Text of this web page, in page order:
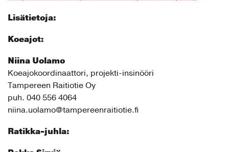
Lisätietoja:
Koeajot:
Niina Uolamo
Koeajokoordinaattori, projekti-insinööri
Tampereen Raitiotie Oy
puh. 040 556 4064
niina.uolamo@tampereenraitiotie.fi
Ratikka-juhla: